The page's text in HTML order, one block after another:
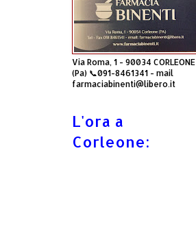
Via Roma, 1 - 90034 CORLEONE
(Pa) 📞091-8461341 - mail
farmaciabinenti@libero.it
L'ora a
Corleone: